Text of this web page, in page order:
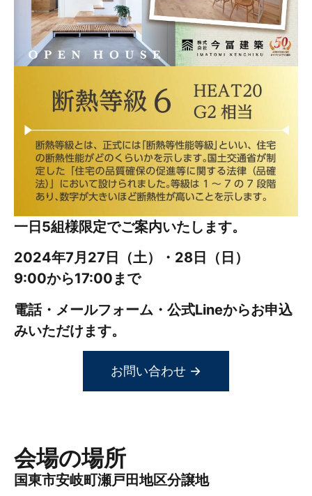
一日5組様限定でご案内いたします。
2024年7月27日（土）・28日（日）
9:00から17:00まで
電話・メールフォーム・公式Lineからお申込
みいただけます。
お問い合わせ →
会場の場所
国東市安岐町瀬戸田地区分譲地